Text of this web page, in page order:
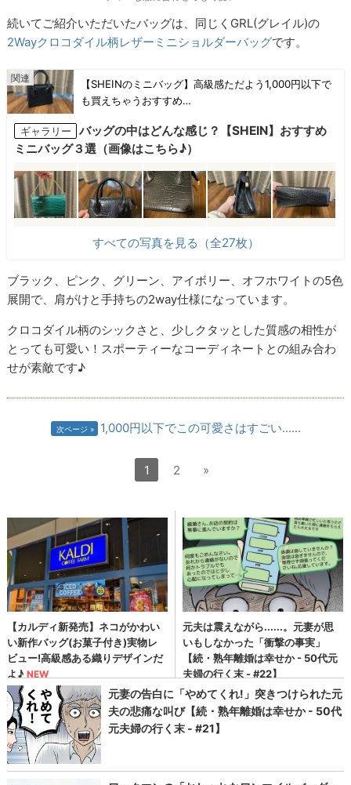
続いてご紹介いただいたバッグは、同じくGRL(グレイル)の
2Wayクロコダイル柄レザーミニショルダーバッグです。
【SHEINのミニバッグ】高級感ただよう1,000円以下で
も買えちゃうおすすめ…
ギャラリー
バッグの中はどんな感じ？【SHEIN】おすすめ
ミニバッグ３選（画像はこちら♪）
すべての写真を見る（全27枚）
ブラック、ピンク、グリーン、アイボリー、オフホワイトの5色
展開で、肩がけと手持ちの2way仕様になっています。
クロコダイル柄のシックさと、少しクタッとした質感の相性が
とっても可愛い！スポーティーなコーディネートとの組み合わ
せが素敵です♪
次ページ 1,000円以下でこの可愛さはすごい......
1 2 »